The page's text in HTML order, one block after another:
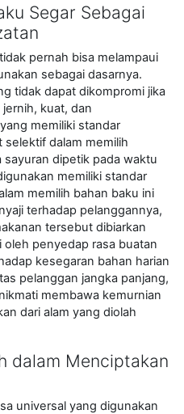
Segar Sebagai
pernah bisa melampaui
sebagai dasarnya.
tidak dapat dikompromi jika
kuat, dan
memiliki standar
dalam memilih
dipetik pada waktu
memiliki standar
memilih bahan baku ini
terhadap pelanggannya,
tersebut dibiarkan
penyedap rasa buatan
kesegaran bahan harian
pelanggan jangka panjang,
membawa kemurnian
dari alam yang diolah
dalam Menciptakan
universal yang digunakan